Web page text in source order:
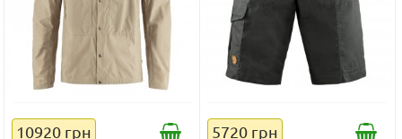
10920 грн 5720 грн